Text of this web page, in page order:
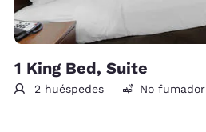
1 King Bed, Suite
2 huéspedes No fumador